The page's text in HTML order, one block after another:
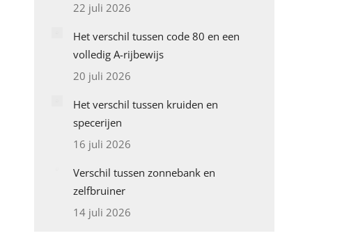
22 juli 2026
Het verschil tussen code 80 en een
volledig A-rijbewijs
20 juli 2026
Het verschil tussen kruiden en
specerijen
16 juli 2026
Verschil tussen zonnebank en
zelfbruiner
14 juli 2026